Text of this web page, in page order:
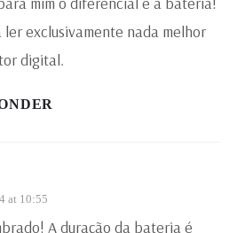
ler exclusivamente nada melhor
digital.
at 10:55
A duração da bateria é